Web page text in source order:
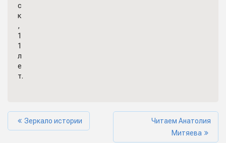
с
к
,
1
1
л
е
т.
Зеркало истории
Читаем Анатолия
Митяева